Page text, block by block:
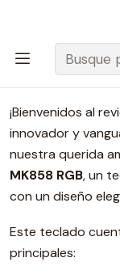
Review teclado
¡Bienvenidos al
innovador y
nuestra querida
MK858 RGB, un
con un diseño
Este teclado
principales: